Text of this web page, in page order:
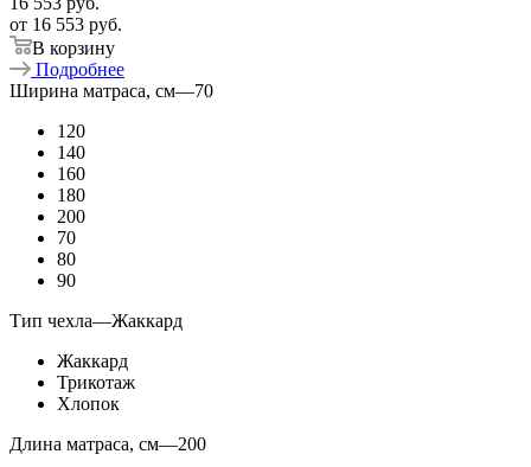
от 16 553 руб.
В корзину
Подробнее
Ширина матраса, см—70
120
140
160
180
200
70
80
90
Тип чехла—Жаккард
Жаккард
Трикотаж
Хлопок
Длина матраса, см—200